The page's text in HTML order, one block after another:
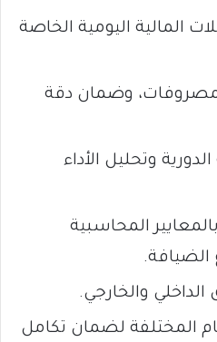
المالية اليومية الخاصة
وضمان دقة
الدورية وتحليل الأداء
المحاسبية
والخارجي.
المختلفة لضمان تكامل